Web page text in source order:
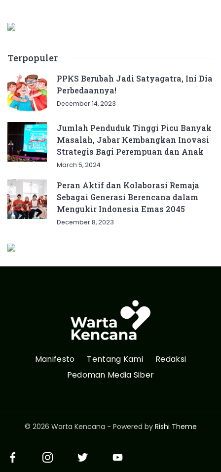
Terpopuler
PPKS Berubah Jadi Satyagatra, Ini Dia
Perbedaannya!
December 14, 2023
Jumlah Penduduk Tinggi Picu Banyak
Masalah, Jabar Kembangkan Inovasi
Strategis Bagi Perempuan dan Anak
March 5, 2024
Peran Aktif dan Kolaborasi Remaja
Sebagai Generasi Berencana dalam
Mengukir Indonesia Emas 2045
December 8, 2023
Manifesto Tentang Kami
Redaksi
Pedoman Media Siber
© 2026 Warta Kencana - Powered by Rishi Theme